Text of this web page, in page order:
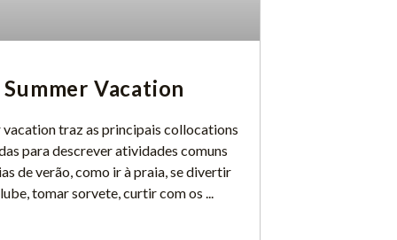
Summer Vacation
vacation traz as principais collocations
para descrever atividades comuns
de verão, como ir à praia, se divertir
tomar sorvete, curtir com os